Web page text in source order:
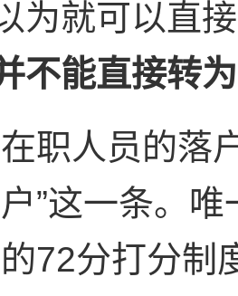
为就可以直
不能直接转
在职人员的落
”这一条。
72分打分制